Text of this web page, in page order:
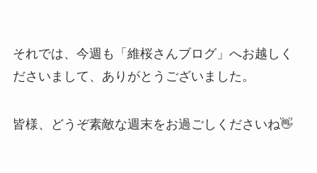
それでは、今週も「維桜さんブログ」へお越しく
ださいまして、ありがとうございました。
皆様、どうぞ素敵な週末をお過ごしくださいね👋